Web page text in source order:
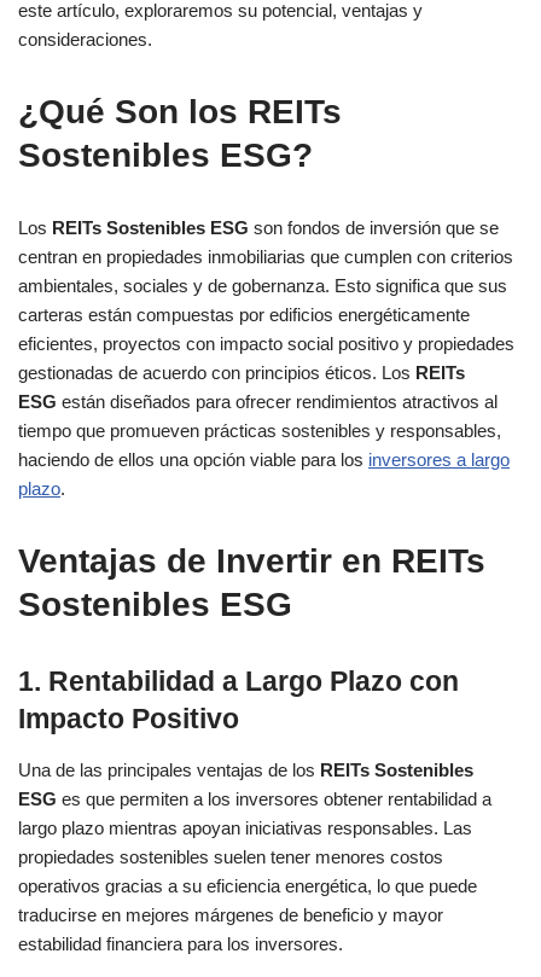
este artículo, exploraremos su potencial, ventajas y
consideraciones.
¿Qué Son los REITs
Sostenibles ESG?
Los REITs Sostenibles ESG son fondos de inversión que se
centran en propiedades inmobiliarias que cumplen con criterios
ambientales, sociales y de gobernanza. Esto significa que sus
carteras están compuestas por edificios energéticamente
eficientes, proyectos con impacto social positivo y propiedades
gestionadas de acuerdo con principios éticos. Los REITs
ESG están diseñados para ofrecer rendimientos atractivos al
tiempo que promueven prácticas sostenibles y responsables,
haciendo de ellos una opción viable para los inversores a largo
plazo.
Ventajas de Invertir en REITs
Sostenibles ESG
1. Rentabilidad a Largo Plazo con
Impacto Positivo
Una de las principales ventajas de los REITs Sostenibles
ESG es que permiten a los inversores obtener rentabilidad a
largo plazo mientras apoyan iniciativas responsables. Las
propiedades sostenibles suelen tener menores costos
operativos gracias a su eficiencia energética, lo que puede
traducirse en mejores márgenes de beneficio y mayor
estabilidad financiera para los inversores.